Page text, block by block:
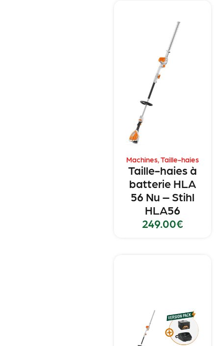
Machines,Taille-haies
Taille-haies à
batterie HLA
56 Nu – Stihl
HLA56
249.00€